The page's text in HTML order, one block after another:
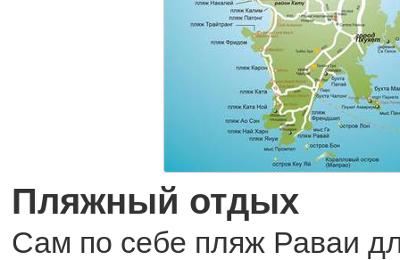
Пляжный отдых
Сам по себе пляж Раваи